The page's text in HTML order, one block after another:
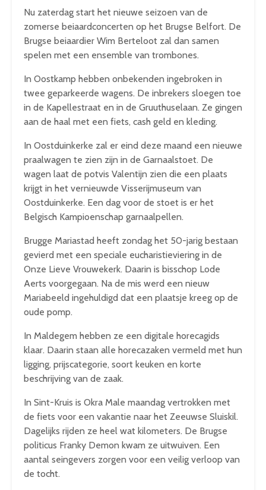
Nu zaterdag start het nieuwe seizoen van de
zomerse beiaardconcerten op het Brugse Belfort. De
Brugse beiaardier Wim Berteloot zal dan samen
spelen met een ensemble van trombones.
In Oostkamp hebben onbekenden ingebroken in
twee geparkeerde wagens. De inbrekers sloegen toe
in de Kapellestraat en in de Gruuthuselaan. Ze gingen
aan de haal met een fiets, cash geld en kleding.
In Oostduinkerke zal er eind deze maand een nieuwe
praalwagen te zien zijn in de Garnaalstoet. De
wagen laat de potvis Valentijn zien die een plaats
krijgt in het vernieuwde Visserijmuseum van
Oostduinkerke. Een dag voor de stoet is er het
Belgisch Kampioenschap garnaalpellen.
Brugge Mariastad heeft zondag het 50-jarig bestaan
gevierd met een speciale eucharistieviering in de
Onze Lieve Vrouwekerk. Daarin is bisschop Lode
Aerts voorgegaan. Na de mis werd een nieuw
Mariabeeld ingehuldigd dat een plaatsje kreeg op de
oude pomp.
In Maldegem hebben ze een digitale horecagids
klaar. Daarin staan alle horecazaken vermeld met hun
ligging, prijscategorie, soort keuken en korte
beschrijving van de zaak.
In Sint-Kruis is Okra Male maandag vertrokken met
de fiets voor een vakantie naar het Zeeuwse Sluiskil.
Dagelijks rijden ze heel wat kilometers. De Brugse
politicus Franky Demon kwam ze uitwuiven. Een
aantal seingevers zorgen voor een veilig verloop van
de tocht.